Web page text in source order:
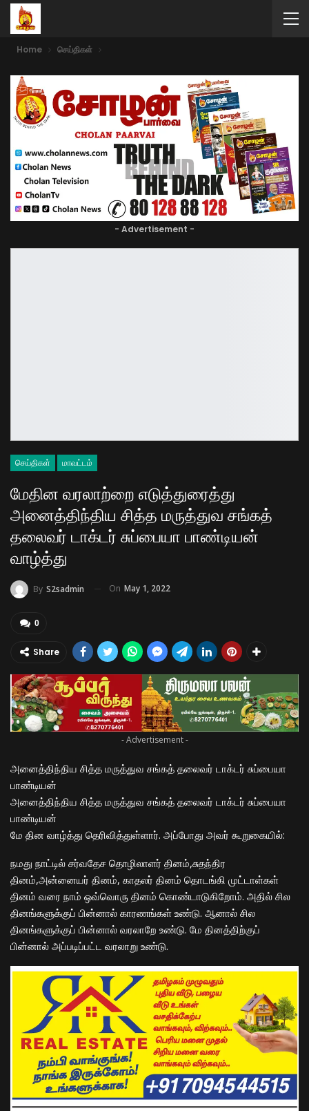
Home செய்திகள்
- Advertisement -
செய்திகள் மாவட்டம்
மேதின வரலாற்றை எடுத்துரைத்து
அனைத்திந்திய சித்த மருத்துவ சங்கத்
தலைவர் டாக்டர் சுப்பையா பாண்டியன்
வாழ்த்து
By S2sadmin On May 1, 2022
0
Share
- Advertisement -
அனைத்திந்திய சித்த மருத்துவ சங்கத் தலைவர் டாக்டர் சுப்பையா
பாண்டியன்
அனைத்திந்திய சித்த மருத்துவ சங்கத் தலைவர் டாக்டர் சுப்பையா
பாண்டியன்
மே தின வாழ்த்து தெரிவித்துள்ளார். அப்போது அவர் கூறுகையில்:
நமது நாட்டில் சர்வதேச தொழிலாளர் தினம்,சுதந்திர
தினம்,அன்னையர் தினம், காதலர் தினம் தொடங்கி முட்டாள்கள்
தினம் வரை நாம் ஒவ்வொரு தினம் கொண்டாடுகிறோம். அதில் சில
தினங்களுக்குப் பின்னால் காரணங்கள் உண்டு. ஆனால் சில
தினங்களுக்குப் பின்னால் வரலாறே உண்டு. மே தினத்திற்குப்
பின்னால் அப்படிப்பட்ட வரலாறு உண்டு.